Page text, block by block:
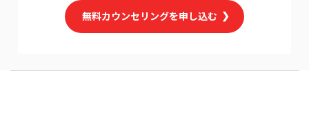
無料カウンセリングを申し込む